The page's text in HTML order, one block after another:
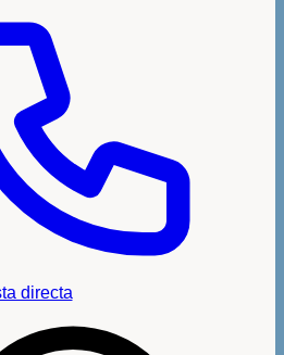
directa